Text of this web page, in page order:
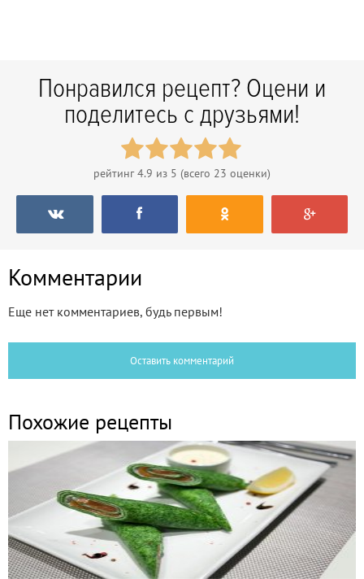
Понравился рецепт? Оцени и
поделитесь с друзьями!
рейтинг4.9 из 5 (всего 23 оценки)
Комментарии
Еще нет комментариев, будь первым!
Оставить комментарий
Похожие рецепты